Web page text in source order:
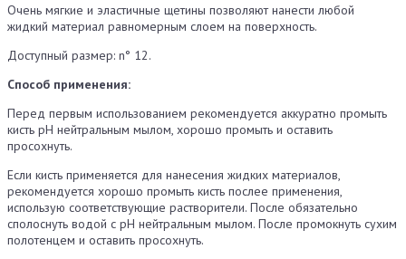
Очень мягкие и эластичные щетины позволяют нанести любой
жидкий материал равномерным слоем на поверхность.
Доступный размер: n° 12.
Способ применения:
Перед первым использованием рекомендуется аккуратно промыть
кисть pH нейтральным мылом, хорошо промыть и оставить
просохнуть.
Если кисть применяется для нанесения жидких материалов,
рекомендуется хорошо промыть кисть послее применения,
использую соответствующие растворители. После обязательно
сполоснуть водой с pH нейтральным мылом. После промокнуть сухим
полотенцем и оставить просохнуть.